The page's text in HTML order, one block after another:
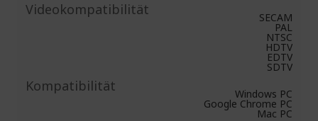
Videokompatibilität SECAM
PAL
NTSC
HDTV
EDTV
SDTV
Kompatibilität Windows PC
Google Chrome PC
Mac PC